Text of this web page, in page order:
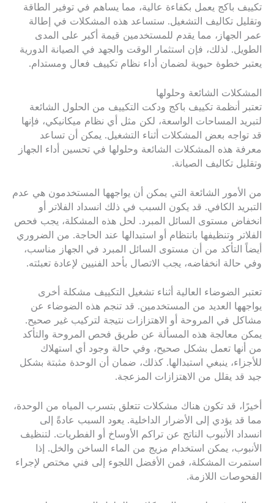
تكييف باكج يعمل بكفاءة عالية، مما يساهم في توفير الطاقة
وتقليل تكاليف التشغيل. ستساعد هذه المشكلات في إطالة
عمر الجهاز، مما يقدم للمستخدمين قيمة أكبر على المدى
الطويل. لذلك، فإن استثمار الوقت والجهد في الصيانة الدورية
يعتبر خطوة حيوية لضمان أداء نظام تكييف فعال ومستدام.
المشكلات الشائعة وحلولها
تعتبر أنظمة تكييف باكج ودكت التكييف من الحلول الشائعة
لتبريد المساحات الواسعة، لكن مثل أي نظام ميكانيكي، فإنها
قد تواجه بعض المشكلات أثناء التشغيل. يمكن أن تساعد
معرفة هذه المشكلات الشائعة وحلولها في تحسين أداء الجهاز
وتقليل تكاليف الصيانة.
من الأمور الشائعة التي يمكن أن يواجهها المستخدمون هي عدم
التبريد الكافي. قد يكون السبب في ذلك انسداد الفلاتر أو
انخفاض مستوى السائل المبرد. لحل هذه المشكلة، يجب فحص
الفلاتر وتنظيفها بانتظام أو استبدالها عند الحاجة. من الضروري
أيضاً التأكد من أن مستوى السائل المبرد في الجهاز مناسب،
وفي حالة انخفاضه، يجب الاتصال بأحد الفنيين لإعادة تعبئته.
تعتبر الضوضاء العالية أثناء تشغيل التكييف مشكلة أخرى
يواجهها العديد من المستخدمين. قد تنجم هذه الضوضاء عن
مشاكل في المروحة أو الاهتزازات نتيجة لتركيب غير صحيح.
يمكن معالجة هذه المسألة عن طريق فحص المروحة والتأكد
من أنها تعمل بشكل صحيح، وفي حالة وجود أي استهلاك
للأجزاء، ينبغي استبدالها. كذلك، ضمان أن الوحدة مثبتة بشكل
جيد قد يقلل من الاهتزازات المزعجة.
أخيرًا، قد تكون هناك مشكلات تتعلق بتسرب المياه من الوحدة،
مما قد يؤدي إلى الأضرار الداخلية. يعود السبب عادةً إلى
انسداد الأنبوب الناتج عن تراكم الأوساخ أو الفطريات. لتنظيف
الأنبوب، يمكن استخدام مزيج من الماء الساخن والخل. إذا
استمرت المشكلة، فمن الأفضل اللجوء إلى فني مختص لإجراء
الفحوصات اللازمة.